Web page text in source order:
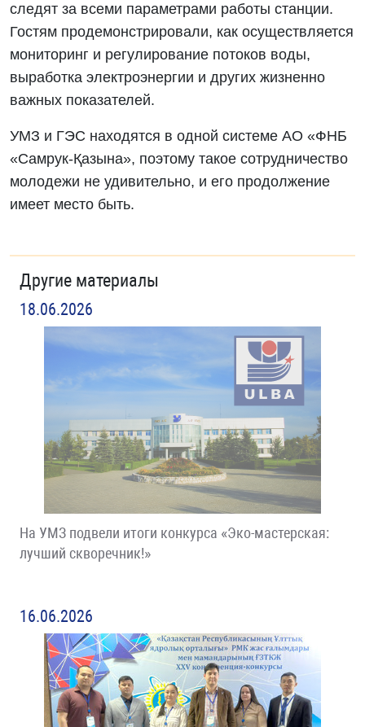
следят за всеми параметрами работы станции.
Гостям продемонстрировали, как осуществляется
мониторинг и регулирование потоков воды,
выработка электроэнергии и других жизненно
важных показателей.
УМЗ и ГЭС находятся в одной системе АО «ФНБ
«Самрук-Қазына», поэтому такое сотрудничество
молодежи не удивительно, и его продолжение
имеет место быть.
Другие материалы
18.06.2026
На УМЗ подвели итоги конкурса «Эко-мастерская:
лучший скворечник!»
16.06.2026